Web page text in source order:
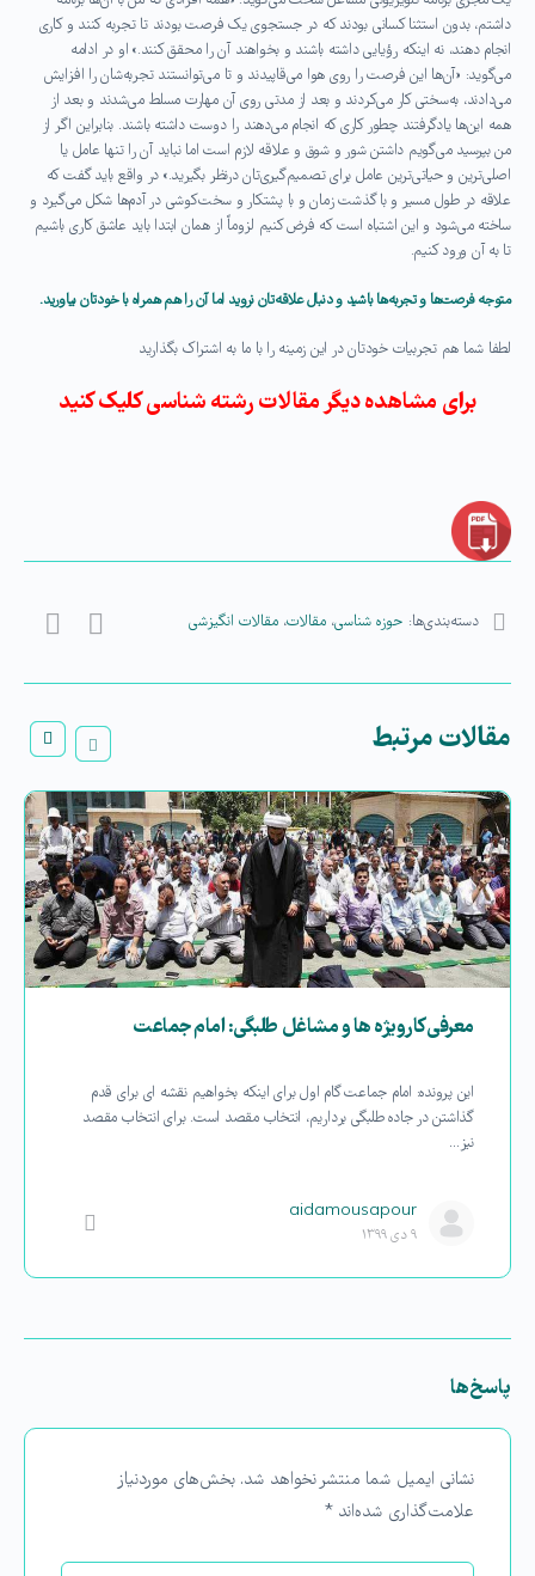
داشتم، بدون استثنا کسانی بودند که در جستجوی یک فرصت بودند تا تجربه کنند و کاری
انجام دهند، نه اینکه ر‌ؤیایی داشته باشند و بخواهند آن را محقق کنند.» او در ادامه
می‌گوید: «آن‌ها این فرصت را روی هوا می‌قاپیدند و تا می‌توانستند تجربه‌شان را افزایش
می‌دادند، به‌سختی کار می‌کردند و بعد از مدتی روی آن مهارت مسلط می‌شدند و بعد از
همه این‌ها یادگرفتند چطور کاری که انجام می‌دهند را دوست داشته باشند. بنابراین اگر از
من بپرسید می‌گویم داشتن شور و شوق و علاقه لازم است اما نباید آن را تنها عامل یا
اصلی‌ترین و حیاتی‌ترین عامل برای تصمیم‌گیری‌تان درنظر بگیرید.» در واقع باید گفت که
علاقه در طول مسیر و با گذشت زمان و با پشتکار و سخت‌کوشی در آدم‌ها شکل می‌گیرد و
ساخته می‌شود و این اشتباه است که فرض کنیم لزوماً از همان ابتدا باید عاشق کاری باشیم
تا به آن ورود کنیم.
متوجه فرصت‌ها و تجربه‌ها باشید و دنبال علاقه‌تان نروید اما آن را هم همراه با خودتان بیاورید.
لطفا شما هم تجربیات خودتان در این زمینه را با ما به اشتراک بگذارید
برای مشاهده دیگر مقالات رشته شناسی کلیک کنید
دسته‌بندی‌ها: حوزه شناسی، مقالات، مقالات انگیزشی
مقالات مرتبط
معرفی کارویژه ها و مشاغل طلبگی: امام جماعت
این پرونده: امام جماعت گام اول برای اینکه بخواهیم نقشه ای برای قدم
گذاشتن در جاده طلبگی برداریم، انتخاب مقصد است. برای انتخاب مقصد
نیز…
aidamousapour
۹ دی ۱۳۹۹
پاسخ‌ها
نشانی ایمیل شما منتشر نخواهد شد. بخش‌های موردنیاز
علامت‌گذاری شده‌اند *